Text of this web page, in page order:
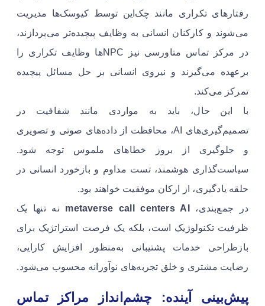
رفتارهای تکراری مانند چک‌این توسط کیوسک‌ها مدیریت
می‌شوند و کارکنان انسانی به وظایف پیچیده‌تر می‌پردازند،
در مرکز تماس متاورسی نیز NPCها وظایف تکراری را
برعهده می‌گیرند و نیروی انسانی بر حل مسائل پیچیده
تمرکز می‌کند.
با این حال، باید به مواردی مانند شفافیت در
تصمیم‌گیری‌های AI، محافظت از داده‌های صوتی و تصویری
و جلوگیری از بروز خطاهای ملموس توجه شود.
سیاست‌گذاری هوشمند، تست مداوم و بازخورد انسانی در
حلقه یادگیری، از ارکان موفقیت خواهند بود.
در جمع‌بندی،
metaverse call centers AI نه تنها یک
ظرفیت تکنولوژیک است، بلکه یک فرصت استراتژیک برای
بازطراحی خدمات پشتیبانی به‌منظور افزایش کارایی،
رضایت مشتری و خلق تجربه‌های نوآورانه محسوب می‌شود.
پیش‌بینی آینده: چشم‌انداز مراکز تماس